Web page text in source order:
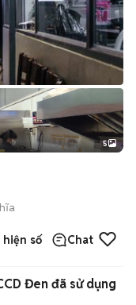
5
hiện số Chat
Đen đã sử dụng